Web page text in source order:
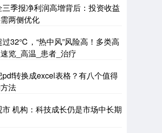
季报净利润高增背后：投资收益
两侧优化
32℃，“热中风”风险高！多类高
览_高温_患者_治疗
转换成excel表格？有八个值得
法
机构：科技成长仍是市场中长期